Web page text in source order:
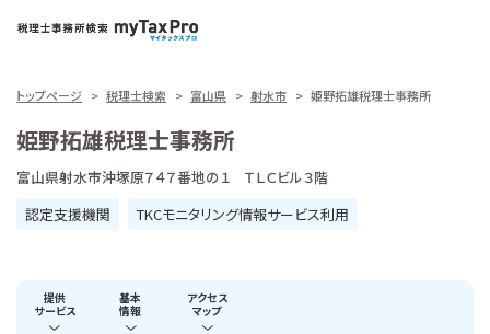
トップページ 税理士検索 富山県 射水市 姫野拓雄税理士事務所
姫野拓雄税理士事務所
富山県射水市沖塚原７４７番地の１ ＴＬＣビル３階
認定支援機関
TKCモニタリング情報サービス利用
提供
サービス
基本
情報
アクセス
マップ